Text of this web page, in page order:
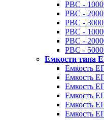
РВС -
РВС -
РВС -
РВС -
РВС -
РВС -
Емкости типа
Емкость
Емкость
Емкость
Емкость
Емкость
Емкость